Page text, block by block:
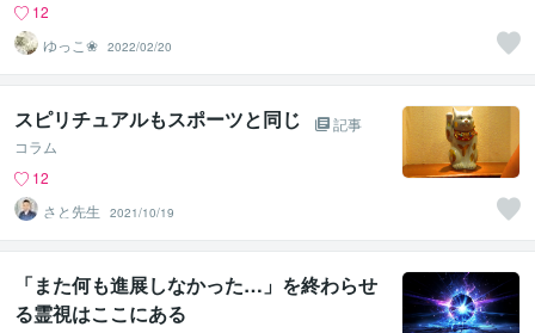
12
ゆっこ❀ 2022/02/20
スピリチュアルもスポーツと同じ
記事
コラム
12
さと先生
2021/10/19
「また何も進展しなかった…」を終わらせ
る霊視はここにある